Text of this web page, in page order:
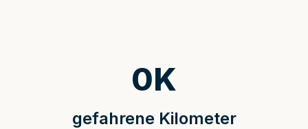
gefahrene Kilometer
0K